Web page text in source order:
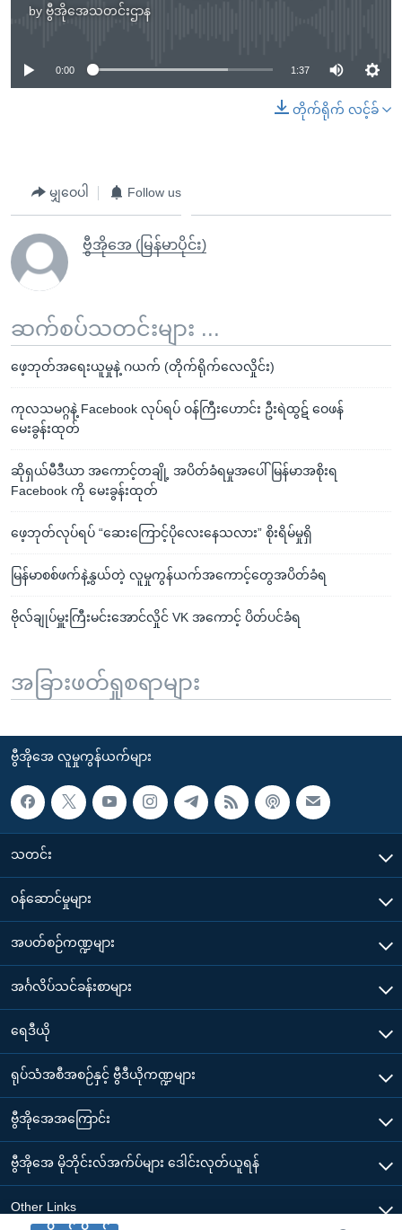
by ဗွီအိုအေသတင်းဌာန
No media source currently available
0:00 1:37
တိုက်ရိုက် လင့်ခ်
မျှဝေပါ Follow us
ဗွီအိုအေ (မြန်မာပိုင်း)
ဆက်စပ်သတင်းများ ...
ဖေ့ဘုတ်အရေးယူမှုနဲ့ ဂယက် (တိုက်ရိုက်လေလှိုင်း)
ကုလသမဂ္ဂနဲ့ Facebook လုပ်ရပ် ဝန်ကြီးဟောင်း ဦးရဲထွဋ် ဝေဖန်
မေးခွန်းထုတ်
ဆိုရှယ်မီဒီယာ အကောင့်တချို့ အပိတ်ခံရမှုအပေါ် မြန်မာအစိုးရ
Facebook ကို မေးခွန်းထုတ်
ဖေ့ဘုတ်လုပ်ရပ် “ဆေးကြောင့်ပိုလေးနေသလား” စိုးရိမ်မှုရှိ
မြန်မာစစ်ဖက်နဲ့နွယ်တဲ့ လူမှုကွန်ယက်အကောင့်တွေအပိတ်ခံရ
ဗိုလ်ချုပ်မှူးကြီးမင်းအောင်လှိုင် VK အကောင့် ပိတ်ပင်ခံရ
အခြားဖတ်ရှုစရာများ
ဗွီအိုအေ လူမှုကွန်ယက်များ
သတင်း
၀န်ဆောင်မှုများ
အပတ်စဉ်ကဏ္ဍများ
အင်္ဂလိပ်သင်ခန်းစာများ
ရေဒီယို
ရုပ်သံအစီအစဉ်နှင့် ဗွီဒီယိုကဏ္ဍများ
ဗွီအိုအေအကြောင်း
ဗွီအိုအေ မိုဘိုင်းလ်အက်ပ်များ ဒေါင်းလုတ်ယူရန်
Other Links